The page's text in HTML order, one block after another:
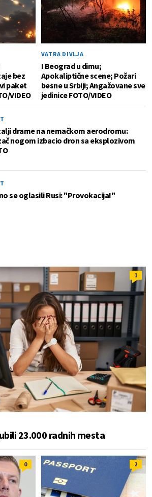
bez
paket
VIDEO
VATRA DIVLJA
I Beograd u dimu;
Apokaliptične scene; Požari
besne u Srbiji; Angažovane sve
jedinice FOTO/VIDEO
drame na nemačkom aerodromu:
nogom izbacio dron sa eksplozivom
se oglasili Rusi: "Provokacija!"
1
23.000 radnih mesta
0 2